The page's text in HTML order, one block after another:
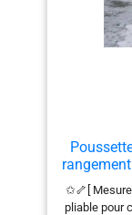
✩🦴[
pliable pour